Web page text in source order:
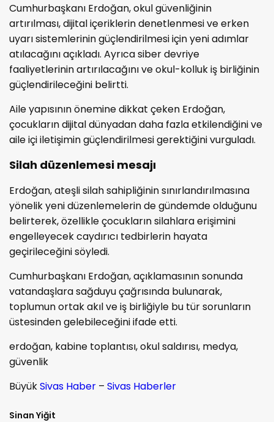
Cumhurbaşkanı Erdoğan, okul güvenliğinin
artırılması, dijital içeriklerin denetlenmesi ve erken
uyarı sistemlerinin güçlendirilmesi için yeni adımlar
atılacağını açıkladı. Ayrıca siber devriye
faaliyetlerinin artırılacağını ve okul-kolluk iş birliğinin
güçlendirileceğini belirtti.
Aile yapısının önemine dikkat çeken Erdoğan,
çocukların dijital dünyadan daha fazla etkilendiğini ve
aile içi iletişimin güçlendirilmesi gerektiğini vurguladı.
Silah düzenlemesi mesajı
Erdoğan, ateşli silah sahipliğinin sınırlandırılmasına
yönelik yeni düzenlemelerin de gündemde olduğunu
belirterek, özellikle çocukların silahlara erişimini
engelleyecek caydırıcı tedbirlerin hayata
geçirileceğini söyledi.
Cumhurbaşkanı Erdoğan, açıklamasının sonunda
vatandaşlara sağduyu çağrısında bulunarak,
toplumun ortak akıl ve iş birliğiyle bu tür sorunların
üstesinden gelebileceğini ifade etti.
erdoğan, kabine toplantısı, okul saldırısı, medya,
güvenlik
BüyükSivas Haber – Sivas Haberler
Sinan Yiğit